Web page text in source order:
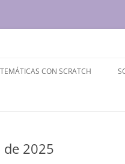
CON SCRATCH
de 2025